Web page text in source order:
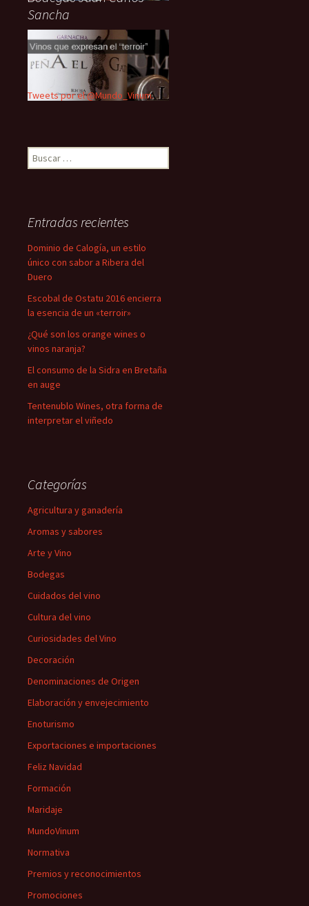
Sancha
Tweets por el @Mundo_Vinum.
Buscar:
Entradas recientes
Dominio de Calogía, un estilo
único con sabor a Ribera del
Duero
Escobal de Ostatu 2016 encierra
la esencia de un «terroir»
¿Qué son los orange wines o
vinos naranja?
El consumo de la Sidra en Bretaña
en auge
Tentenublo Wines, otra forma de
interpretar el viñedo
Categorías
Agricultura y ganadería
Aromas y sabores
Arte y Vino
Bodegas
Cuidados del vino
Cultura del vino
Curiosidades del Vino
Decoración
Denominaciones de Origen
Elaboración y envejecimiento
Enoturismo
Exportaciones e importaciones
Feliz Navidad
Formación
Maridaje
MundoVinum
Normativa
Premios y reconocimientos
Promociones